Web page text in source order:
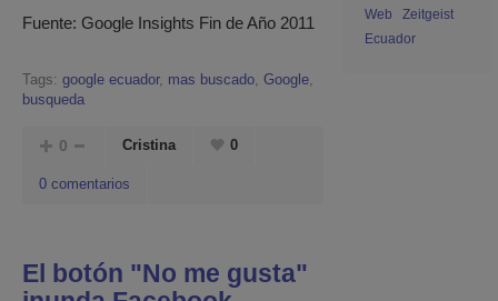
Fuente: Google Insights Fin de Año 2011
Tags: google ecuador, mas buscado, Google,
busqueda
0 Cristina 0
0 comentarios
El botón "No me gusta"
Web
Zeitgeist
Ecuador